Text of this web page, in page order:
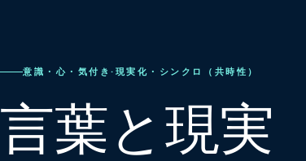
意識・心・気付き· 現実化・シンクロ（共時性）
言葉と現実